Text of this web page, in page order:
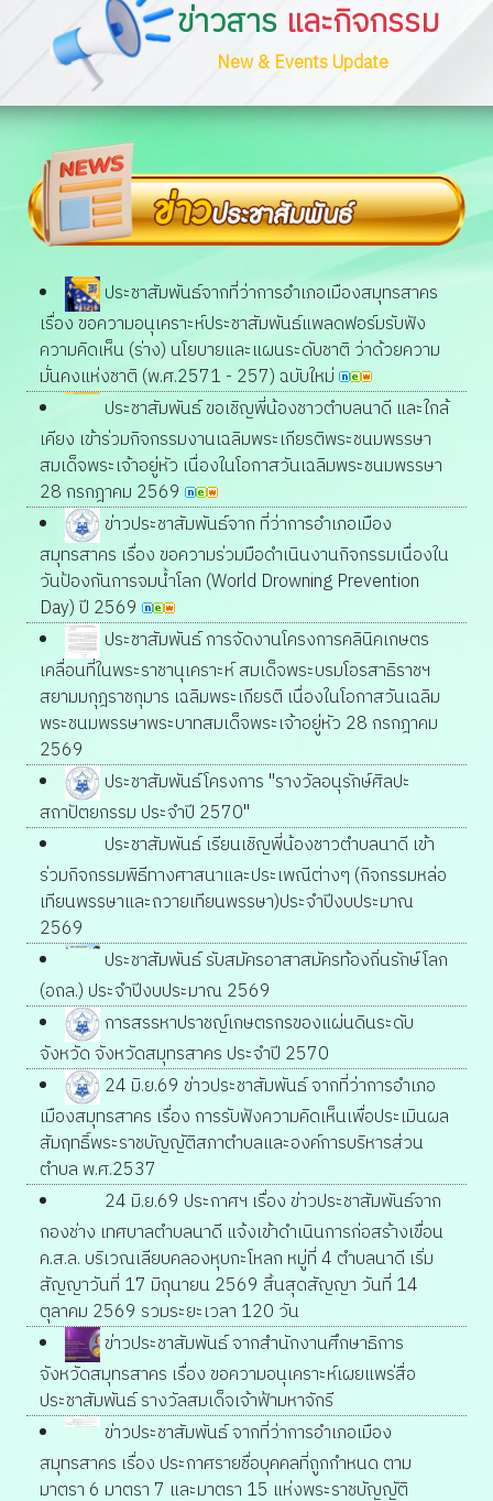
ข่าวสาร และกิจกรรม
New & Events Update
ประชาสัมพันธ์จากที่ว่าการอำเภอเมืองสมุทรสาคร
เรื่อง ขอความอนุเคราะห์ประชาสัมพันธ์แพลดฟอร์มรับฟัง
ความคิดเห็น (ร่าง) นโยบายและแผนระดับชาติ ว่าด้วยความ
มั่นคงแห่งชาติ (พ.ศ.2571 - 257) ฉบับใหม่
ประชาสัมพันธ์ ขอเชิญพี่น้องชาวตำบลนาดี และใกล้
เคียง เข้าร่วมกิจกรรมงานเฉลิมพระเกียรติพระชนมพรรษา
สมเด็จพระเจ้าอยู่หัว เนื่องในโอกาสวันเฉลิมพระชนมพรรษา
28 กรกฎาคม 2569
ข่าวประชาสัมพันธ์จาก ที่ว่าการอำเภอเมือง
สมุทรสาคร เรื่อง ขอความร่วมมือดำเนินงานกิจกรรมเนื่องใน
วันป้องกันการจมน้ำโลก (World Drowning Prevention
Day) ปี 2569
ประชาสัมพันธ์ การจัดงานโครงการคลินิคเกษตร
เคลื่อนที่ในพระราชานุเคราะห์ สมเด็จพระบรมโอรสาธิราชฯ
สยามมกุฎราชกุมาร เฉลิมพระเกียรติ เนื่องในโอกาสวันเฉลิม
พระชนมพรรษาพระบาทสมเด็จพระเจ้าอยู่หัว 28 กรกฎาคม
2569
ประชาสัมพันธ์โครงการ "รางวัลอนุรักษ์ศิลปะ
สถาปัตยกรรม ประจำปี 2570"
ประชาสัมพันธ์ เรียนเชิญพี่น้องชาวตำบลนาดี เข้า
ร่วมกิจกรรมพิธีทางศาสนาและประเพณีต่างๆ (กิจกรรมหล่อ
เทียนพรรษาและถวายเทียนพรรษา)ประจำปีงบประมาณ
2569
ประชาสัมพันธ์ รับสมัครอาสาสมัครท้องถิ่นรักษ์โลก
(อถล.) ประจำปีงบประมาณ 2569
การสรรหาปราชญ์เกษตรกรของแผ่นดินระดับ
จังหวัด จังหวัดสมุทรสาคร ประจำปี 2570
24 มิ.ย.69 ข่าวประชาสัมพันธ์ จากที่ว่าการอำเภอ
เมืองสมุทรสาคร เรื่อง การรับฟังความคิดเห็นเพื่อประเมินผล
สัมฤทธิ์พระราชบัญญัติสภาตำบลและองค์การบริหารส่วน
ตำบล พ.ศ.2537
24 มิ.ย.69 ประกาศฯ เรื่อง ข่าวประชาสัมพันธ์จาก
กองช่าง เทศบาลตำบลนาดี แจ้งเข้าดำเนินการก่อสร้างเขื่อน
ค.ส.ล. บริเวณเลียบคลองหุบกะโหลก หมู่ที่ 4 ตำบลนาดี เริ่ม
สัญญาวันที่ 17 มิถุนายน 2569 สิ้นสุดสัญญา วันที่ 14
ตุลาคม 2569 รวมระยะเวลา 120 วัน
ข่าวประชาสัมพันธ์ จากสำนักงานศึกษาธิการ
จังหวัดสมุทรสาคร เรื่อง ขอความอนุเคราะห์เผยแพร่สื่อ
ประชาสัมพันธ์ รางวัลสมเด็จเจ้าฟ้ามหาจักรี
ข่าวประชาสัมพันธ์ จากที่ว่าการอำเภอเมือง
สมุทรสาคร เรื่อง ประกาศรายชื่อบุคคลที่ถูกกำหนด ตาม
มาตรา 6 มาตรา 7 และมาตรา 15 แห่งพระราชบัญญัติ